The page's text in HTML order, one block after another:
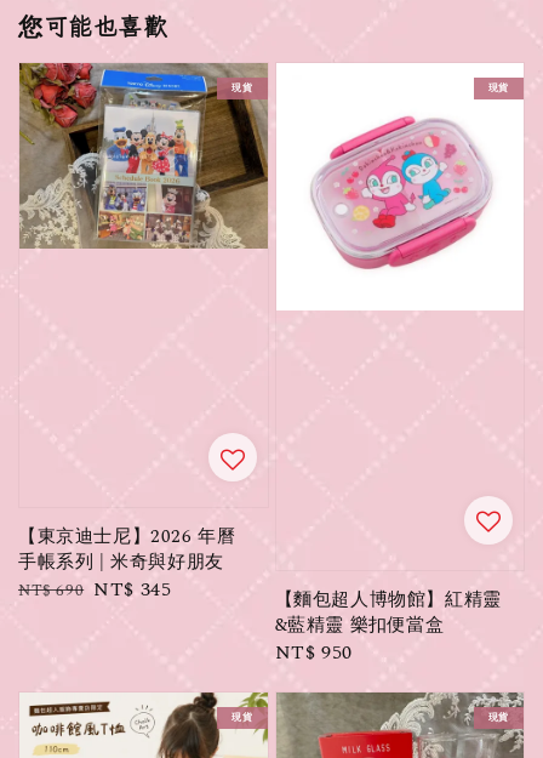
您可能也喜歡
現貨
【東京迪士尼】2026 年曆
手帳系列 | 米奇與好朋友
Regular
NT$ 690 Sale
NT$ 345
現貨
【麵包超人博物館】紅精靈
&藍精靈 樂扣便當盒
Regular
NT$ 950
現貨 現貨